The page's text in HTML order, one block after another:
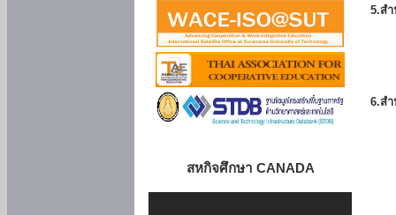
สหกิจศึกษา CANADA
5.ส
6.ส